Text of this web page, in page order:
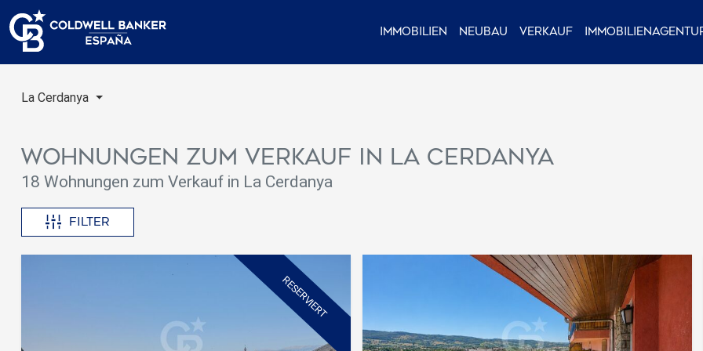
Immobilien Neubau Verkauf
La Cerdanya
Wohnungen zum Verkauf in La Cerdanya
18 Wohnungen zum Verkauf in La Cerdanya
Filter
RESERVIERT